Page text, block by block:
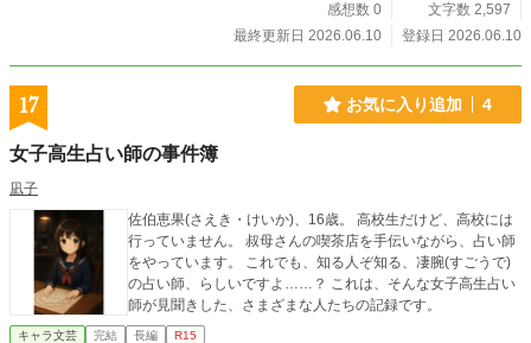
感想数 0
文字数 2,597
最終更新日 2026.06.10
登録日 2026.06.10
17 お気に入り追加 4
女子高生占い師の事件簿
凪子
佐伯恵果(さえき・けいか)、16歳。 高校生だけど、高校には
行っていません。 叔母さんの喫茶店を手伝いながら、占い師
をやっています。 これでも、知る人ぞ知る、凄腕(すごうで)
の占い師、らしいですよ……？ これは、そんな女子高生占い
師が見聞きした、さまざまな人たちの記録です。
キャラ文芸 完結 長編 R15